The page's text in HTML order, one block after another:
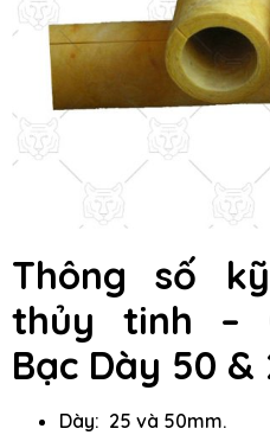
Thông số
thủy tinh –
Bạc Dày 50 &
Dày: 25 và 50mm.